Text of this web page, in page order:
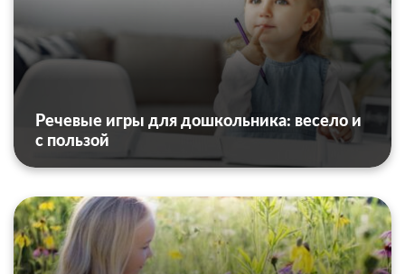
Речевые игры для дошкольника: весело и
с пользой